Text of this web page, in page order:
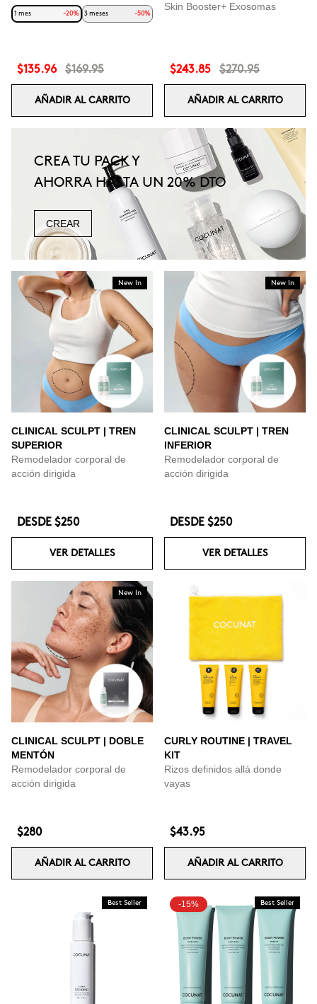
1 mes -20% 3 meses -50%
$135.96 $169.95
AÑADIR AL CARRITO
Skin Booster+ Exosomas
$243.85 $270.95
AÑADIR AL CARRITO
CREA TU PACK Y
AHORRA HASTA UN 20% DTO
CREAR
New In
CLINICAL SCULPT | TREN
SUPERIOR
Remodelador corporal de
acción dirigida
DESDE $250
VER DETALLES
New In
CLINICAL SCULPT | TREN
INFERIOR
Remodelador corporal de
acción dirigida
DESDE $250
VER DETALLES
New In
CLINICAL SCULPT | DOBLE
MENTÓN
Remodelador corporal de
acción dirigida
$280
AÑADIR AL CARRITO
CURLY ROUTINE | TRAVEL
KIT
Rizos definidos allá donde
vayas
$43.95
AÑADIR AL CARRITO
Best Seller -15% Best Seller